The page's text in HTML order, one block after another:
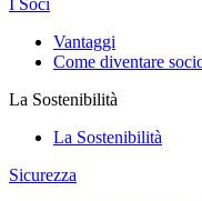
Vantaggi
Come diventare
La Sostenibilità
La Sostenibilità
Sicurezza